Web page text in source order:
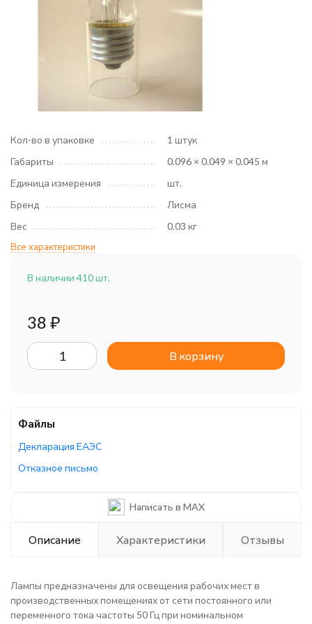
Кол-во в упаковке
1 штук
Габариты
0.096 × 0.049 × 0.045 м
Единица измерения
шт.
Бренд
Лисма
Вес
0.03 кг
Все характеристики
В наличии 410 шт.
38 ₽
В корзину
Файлы
Декларация ЕАЭС
Отказное письмо
Написать в MAX
Описание Характеристики Отзывы
Лампы предназначены для освещения рабочих мест в
производственных помещениях от сети постоянного или
переменного тока частоты 50 Гц при номинальном